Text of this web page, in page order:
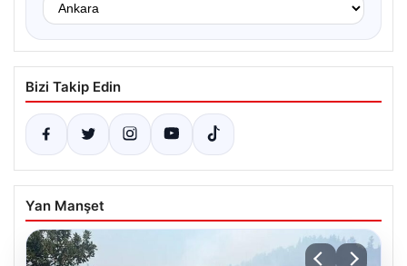
Bizi Takip Edin
Yan Manşet